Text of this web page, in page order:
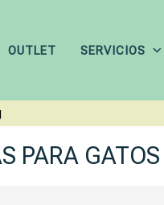
OUTLET SERVICIOS
PARA